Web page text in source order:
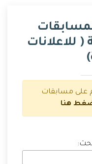
لمسابقات
للاعلانات
على مسابقات
هنا